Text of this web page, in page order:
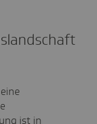
ist in